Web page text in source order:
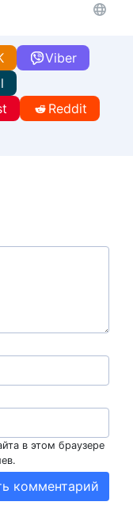
Viber
Reddit
в этом браузере